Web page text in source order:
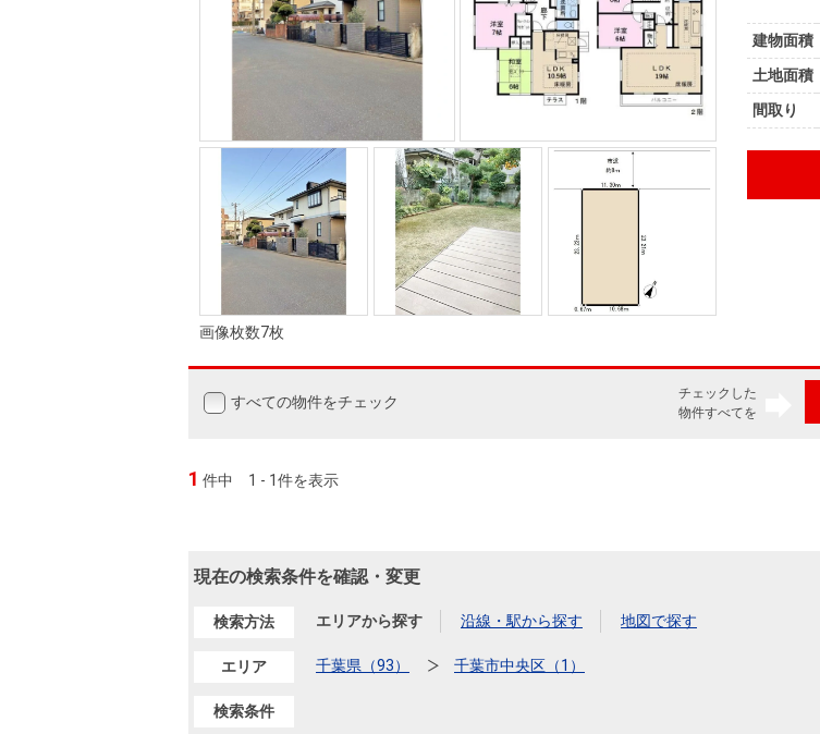
画像枚数7枚
建物面積
土地面積
間取り
すべての物件をチェック
チェックした
物件すべてを
1 件中 1 - 1件を表示
現在の検索条件を確認・変更
検索方法 エリアから探す 沿線・駅から探す 地図で探す
エリア 千葉県（93） 千葉市中央区（1）
検索条件